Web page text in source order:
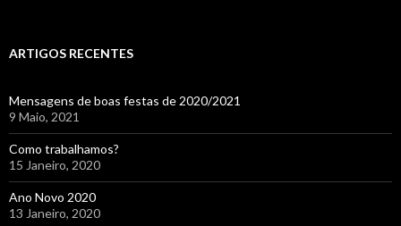
ARTIGOS RECENTES
Mensagens de boas festas de 2020/2021
9 Maio, 2021
Como trabalhamos?
15 Janeiro, 2020
Ano Novo 2020
13 Janeiro, 2020